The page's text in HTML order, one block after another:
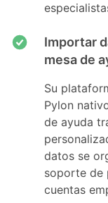
Importar
mesa de
Su
Pylon
de ayuda
datos se
soporte de
cuentas